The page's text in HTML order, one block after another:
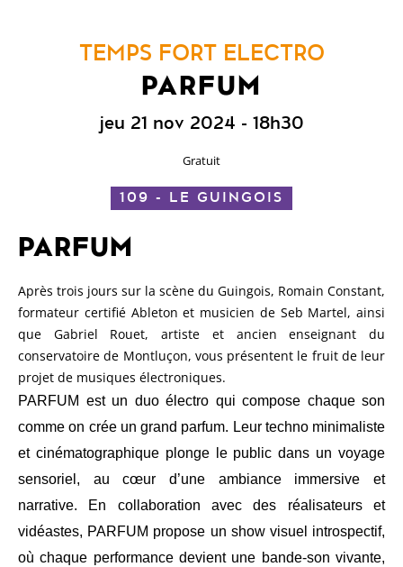
TEMPS FORT ELECTRO
PARFUM
jeu 21 nov 2024 - 18h30
Gratuit
109 - LE GUINGOIS
PARFUM
Après trois jours sur la scène du Guingois, Romain Constant,
formateur certifié Ableton et musicien de Seb Martel, ainsi
que Gabriel Rouet, artiste et ancien enseignant du
conservatoire de Montluçon, vous présentent le fruit de leur
projet de musiques électroniques.
PARFUM est un duo électro qui compose chaque son
comme on crée un grand parfum. Leur techno minimaliste
et cinématographique plonge le public dans un voyage
sensoriel, au cœur d’une ambiance immersive et
narrative. En collaboration avec des réalisateurs et
vidéastes, PARFUM propose un show visuel introspectif,
où chaque performance devient une bande-son vivante,